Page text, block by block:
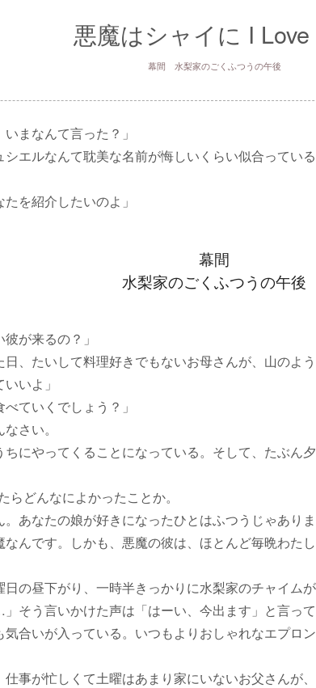
悪魔はシャイに I Love
幕間 水梨家のごくふつうの午後
まなんて言った？」
エルなんて耽美な名前が悔しいくらい似合ってい
を紹介したいのよ」
幕間
水梨家のごくふつうの午後
が来るの？」
、たいして料理好きでもないお母さんが、山のよ
いよ」
ていくでしょう？」
さい。
にやってくることになっている。そして、たぶん
どんなによかったことか。
あなたの娘が好きになったひとはふつうじゃあり
んです。しかも、悪魔の彼は、ほとんど毎晩わた
の昼下がり、一時半きっかりに水梨家のチャイムが
そう言いかけた声は「はーい、今出ます」と言っ
合いが入っている。いつもよりおしゃれなエプロ
事が忙しくて土曜はあまり家にいないお父さんが